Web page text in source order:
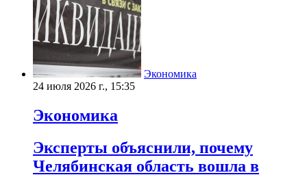
Экономика
24 июля 2026 г., 15:35
Экономика
Эксперты объяснили, почему
Челябинская область вошла в